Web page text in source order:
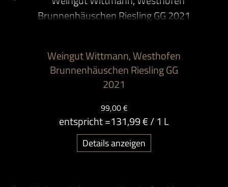
Weingut Wittmann, Westhofen
Brunnenhäuschen Riesling GG
2021
99,00 €
entspricht =131,99 €/ 1 L
Details anzeigen